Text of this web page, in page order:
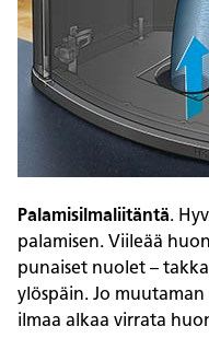
Palamisilmaliitäntä.
palamisen. Viileää
punaiset nuolet –
ylöspäin. Jo
ilmaa alkaa virrata